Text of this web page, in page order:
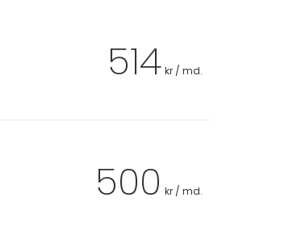
514 kr / md.
500 kr / md.